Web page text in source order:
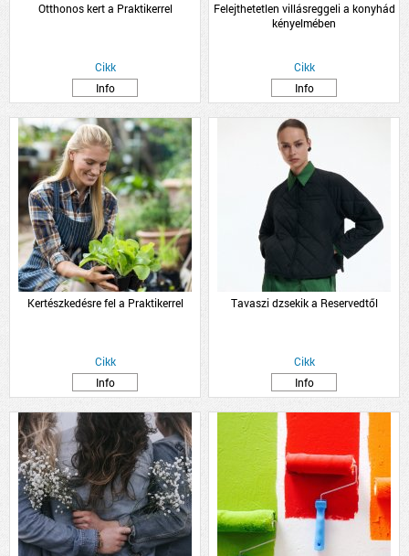
Otthonos kert a Praktikerrel
Cikk
Info
Felejthetetlen villásreggeli a konyhád
kényelmében
Cikk
Info
Kertészkedésre fel a Praktikerrel
Cikk
Info
Tavaszi dzsekik a Reservedtől
Cikk
Info